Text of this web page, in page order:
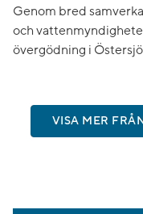
Genom bred
och
övergödning i
VISA MER